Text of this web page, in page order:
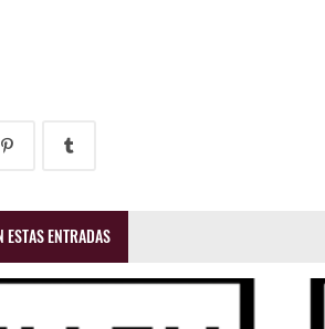
ESTAS ENTRADAS